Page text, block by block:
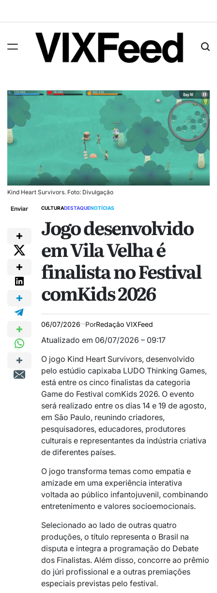
Kind Heart Survivors. Foto: Divulgação
Enviar CULTURADESTAQUENOTÍCIAS
Jogo desenvolvido
em Vila Velha é
finalista no Festival
comKids 2026
06/07/2026 PorRedação VIXFeed
Atualizado em 06/07/2026 – 09:17
O jogo Kind Heart Survivors, desenvolvido
pelo estúdio capixaba LUDO Thinking Games,
está entre os cinco finalistas da categoria
Game do Festival comKids 2026. O evento
será realizado entre os dias 14 e 19 de agosto,
em São Paulo, reunindo criadores,
pesquisadores, educadores, produtores
culturais e representantes da indústria criativa
de diferentes países.
O jogo transforma temas como empatia e
amizade em uma experiência interativa
voltada ao público infantojuvenil, combinando
entretenimento e valores socioemocionais.
Selecionado ao lado de outras quatro
produções, o título representa o Brasil na
disputa e integra a programação do Debate
dos Finalistas. Além disso, concorre ao prêmio
do júri profissional e a outras premiações
especiais previstas pelo festival.